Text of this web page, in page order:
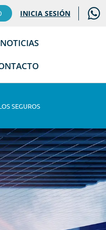
INICIA SESIÓN
NOTICIAS
SEGUROS